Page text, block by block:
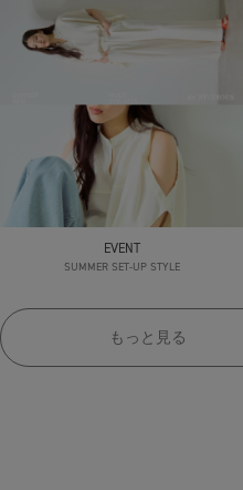
EVENT
SUMMER SET-UP STYLE
もっと見る